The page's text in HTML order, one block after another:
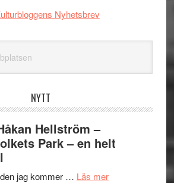
Nyhetsbrev
NYTT
Hellström –
Park – en helt
jag kommer … Läs merom